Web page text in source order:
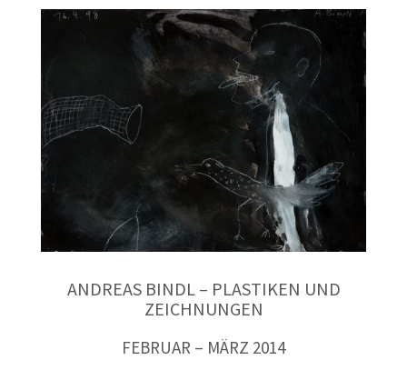
ANDREAS BINDL – PLASTIKEN UND
ZEICHNUNGEN
FEBRUAR – MÄRZ 2014